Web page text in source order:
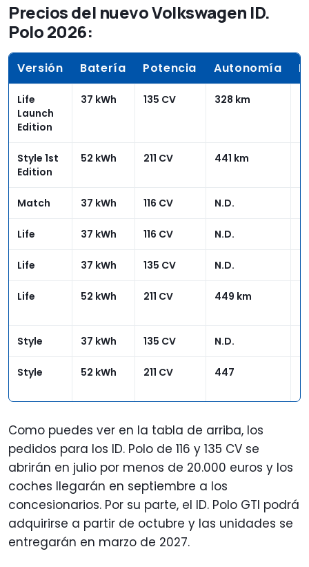
Precios del nuevo Volkswagen ID.
Polo 2026:
Versión Batería Potencia Autonomía
Life
Launch
Edition
37 kWh 135 CV 328 km
Style 1st
Edition
52 kWh 211 CV 441 km
Match 37 kWh 116 CV N.D.
Life 37 kWh 116 CV N.D.
Life 37 kWh 135 CV N.D.
Life 52 kWh 211 CV 449 km
Style 37 kWh 135 CV N.D.
Style 52 kWh 211 CV 447
Como puedes ver en la tabla de arriba, los
pedidos para los ID. Polo de 116 y 135 CV se
abrirán en julio por menos de 20.000 euros y los
coches llegarán en septiembre a los
concesionarios. Por su parte, el ID. Polo GTI podrá
adquirirse a partir de octubre y las unidades se
entregarán en marzo de 2027.